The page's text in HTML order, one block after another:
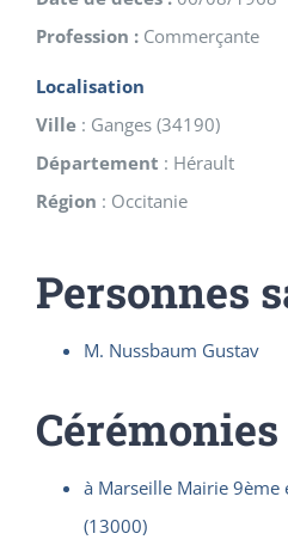
Profession : Commerçante
Localisation
Ville : Ganges (34190)
Département : Hérault
Région : Occitanie
Personnes
M. Nussbaum Gustav
Cérémonies
à Marseille Mairie
(13000)